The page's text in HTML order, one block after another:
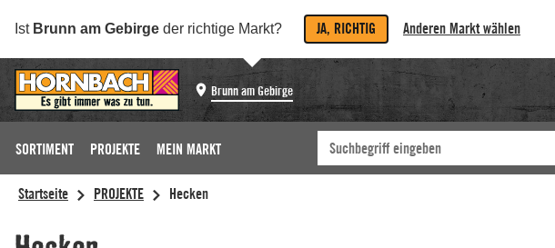
Ist Brunn am Gebirge der richtige Markt? JA, RICHTIG Anderen Markt wählen
Brunn am Gebirge
SORTIMENT PROJEKTE MEIN MARKT